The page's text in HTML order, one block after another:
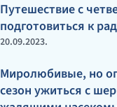
Путешествие с
подготовиться к
20.09.2023.
Миролюбивые, но
сезон ужиться с